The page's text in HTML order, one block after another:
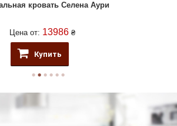
кровать Селена Аури
Цена от: 13986 ₴
Купить